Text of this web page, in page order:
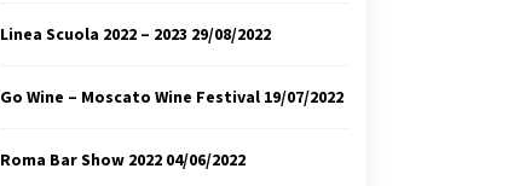
Linea Scuola 2022 – 2023 29/08/2022
Go Wine – Moscato Wine Festival 19/07/2022
Roma Bar Show 2022 04/06/2022